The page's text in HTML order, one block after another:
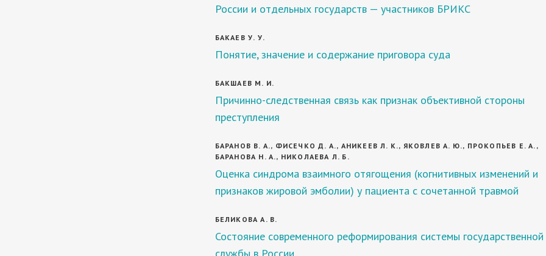
России и отдельных государств — участников БРИКС
БАКАЕВ У. У.
Понятие, значение и содержание приговора суда
БАКШАЕВ М. И.
Причинно-следственная связь как признак объективной стороны
преступления
БАРАНОВ В. А., ФИСЕЧКО Д. А., АНИКЕЕВ Л. К., ЯКОВЛЕВ А. Ю., ПРОКОПЬЕВ Е. А.,
БАРАНОВА Н. А., НИКОЛАЕВА Л. Б.
Оценка синдрома взаимного отягощения (когнитивных изменений и
признаков жировой эмболии) у пациента с сочетанной травмой
БЕЛИКОВА А. В.
Состояние современного реформирования системы государственной